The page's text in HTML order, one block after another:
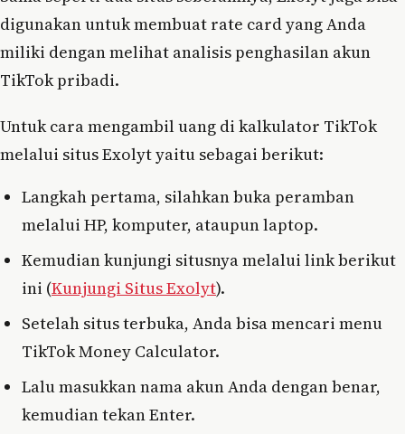
digunakan untuk membuat rate card yang Anda
miliki dengan melihat analisis penghasilan akun
TikTok pribadi.
Untuk cara mengambil uang di kalkulator TikTok
melalui situs Exolyt yaitu sebagai berikut:
Langkah pertama, silahkan buka peramban
melalui HP, komputer, ataupun laptop.
Kemudian kunjungi situsnya melalui link berikut
ini (Kunjungi Situs Exolyt).
Setelah situs terbuka, Anda bisa mencari menu
TikTok Money Calculator.
Lalu masukkan nama akun Anda dengan benar,
kemudian tekan Enter.